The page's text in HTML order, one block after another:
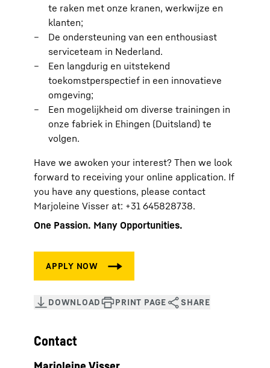
te raken met onze kranen, werkwijze en
klanten;
De ondersteuning van een enthousiast
serviceteam in Nederland.
Een langdurig en uitstekend
toekomstperspectief in een innovatieve
omgeving;
Een mogelijkheid om diverse trainingen in
onze fabriek in Ehingen (Duitsland) te
volgen.
Have we awoken your interest? Then we look
forward to receiving your online application. If
you have any questions, please contact
Marjoleine Visser at: +31 645828738.
One Passion. Many Opportunities.
Contact